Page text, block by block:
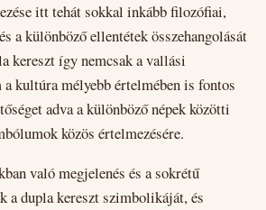
itt tehát sokkal inkább filozófiai,
a különböző ellentétek összehangolását
kereszt így nemcsak a vallási
a kultúra mélyebb értelmében is fontos
adva a különböző népek közötti
közös értelmezésére.
való megjelenés és a sokrétű
a dupla kereszt szimbolikáját, és